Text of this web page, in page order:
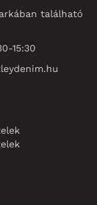
található
15:30